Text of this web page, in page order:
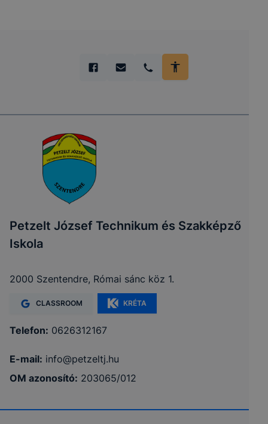
Petzelt József Technikum és Szakképző
Iskola
2000 Szentendre, Római sánc köz 1.
CLASSROOM KRÉTA
Telefon: 0626312167
E-mail: info@petzeltj.hu
OM azonosító: 203065/012